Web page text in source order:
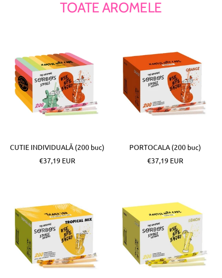
TOATE AROMELE
CUTIE INDIVIDUALĂ (200 buc)
Pret
€37,19 EUR
PORTOCALA (200 buc)
Pret
€37,19 EUR